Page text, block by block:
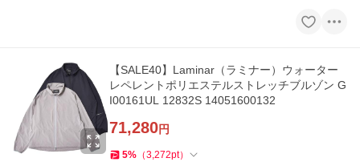
【SALE40】Laminar（ラミナー）ウォーター
レペレントポリエステルストレッチブルゾン G
I00161UL 12832S 14051600132
71,280円
5% （3,272pt）